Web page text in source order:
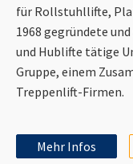
für Rollstuhllifte,
1968 gegründete
und Hublifte tätige
Gruppe, einem
Treppenlift-Firmen.
Mehr Infos